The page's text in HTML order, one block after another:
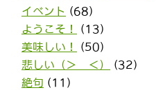
イベント (68)
ようこそ！
(13)
美味しい！
(50)
悲しい（＞＿＜）
(32)
絶句 (11)